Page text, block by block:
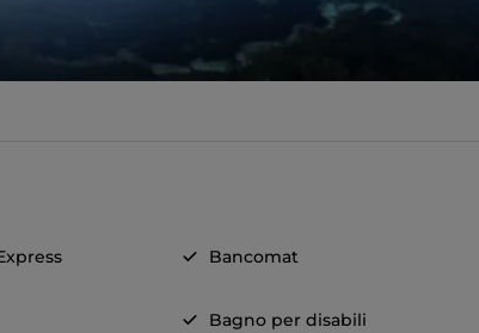
Bancomat
Bagno per disabili